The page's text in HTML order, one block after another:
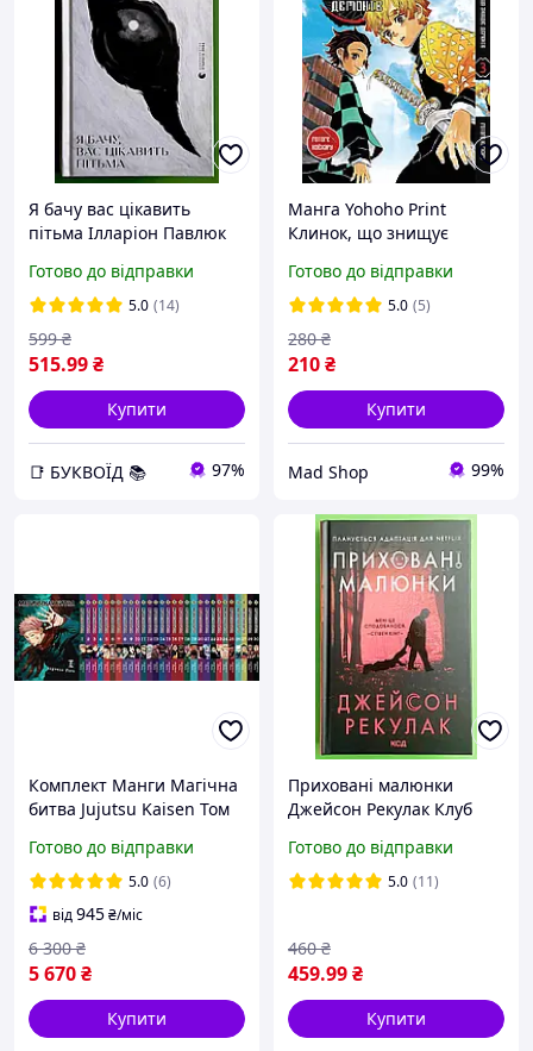
Я бачу вас цікавить
пітьма Ілларіон Павлюк
Лева
Готово до відправки
5.0 (14)
515.99₴
599 ₴
Купити
📑 БУКВОЇД 📚 97%
Манга Yohoho Print
Клинок, що знищує
03 українською мовою YH
P DS 03
Готово до відправки
5.0 (5)
210₴
280 ₴
Купити
Mad Shop 99%
Комплект Манги Магічна
битва Jujutsu Kaisen Том
Bee's Print (BP SFSET 04)
Готово до відправки
5.0 (6)
від945₴/міс
5 670₴
6 300 ₴
Купити
Приховані малюнки
Джейсон Рекулак Клуб
Готово до відправки
5.0 (11)
459.99₴
460 ₴
Купити